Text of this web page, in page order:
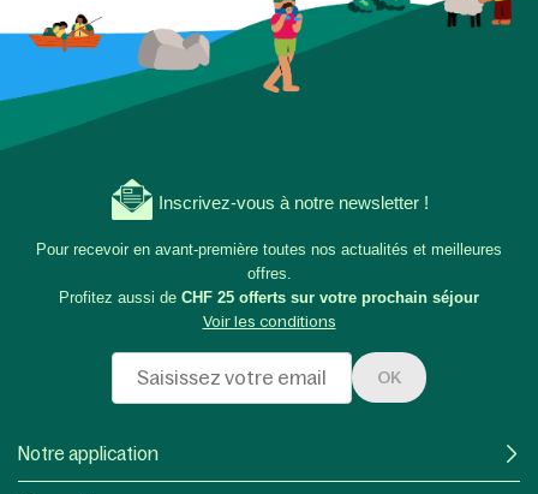
Inscrivez-vous à notre newsletter !
Pour recevoir en avant-première toutes nos actualités et meilleures
offres.
Profitez aussi de CHF 25 offerts sur votre prochain séjour
Voir les conditions
OK
Notre application